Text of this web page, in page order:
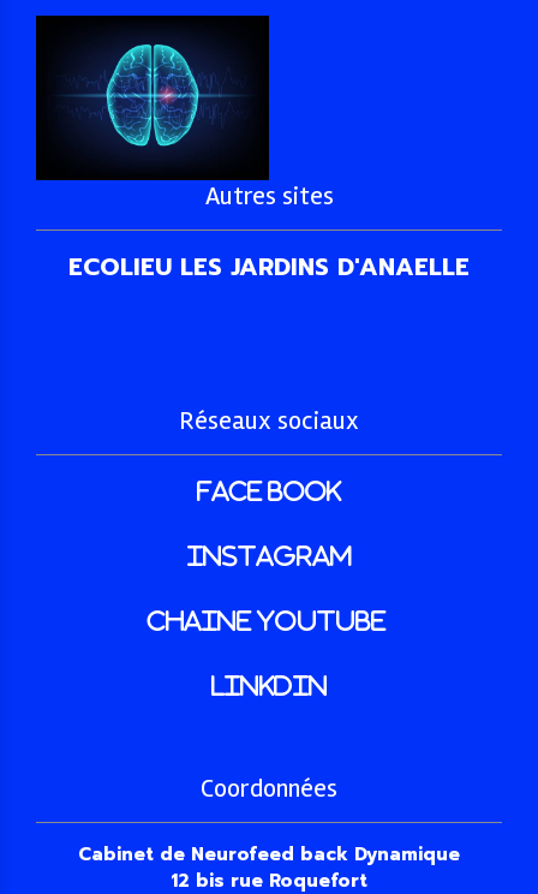
Autres sites
ECOLIEU LES JARDINS D'ANAELLE
Réseaux sociaux
face book
INSTAGRAM
Chaine youtube
LINKDIN
Coordonnées
Cabinet de Neurofeed back Dynamique
12 bis rue Roquefort